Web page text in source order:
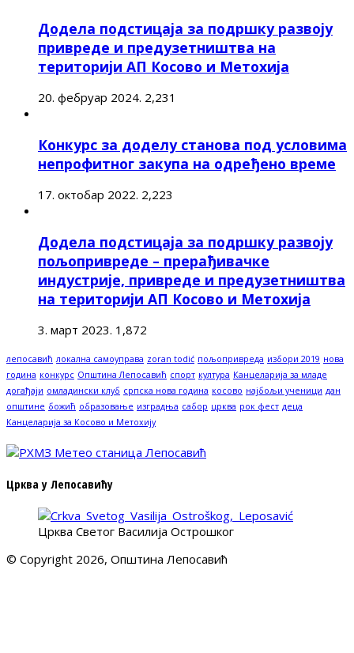
Додела подстицаја за подршку развоју
привреде и предузетништва на
територији АП Косово и Метохија
20. фебруар 2024. 2,231
Конкурс за доделу станова под условима
непрофитног закупа на одређено време
17. октобар 2022. 2,223
Додела подстицаја за подршку развоју
пољопривреде – прерађивачке
индустрије, привреде и предузетништва
на територији АП Косово и Метохија
3. март 2023. 1,872
лепосавић локална самоуправа zoran todić пољопривреда избори 2019 нова
година конкурс Општина Лепосавић спорт култура Канцеларија за младе
догађаји омладински клуб српска нова година косово најбољи ученици дан
општине божић образовање изградња сабор црква рок фест деца
Канцеларија за Косово и Метохију
Црква у Лепосавићу
Црква Светог Василија Острошког
© Copyright 2026, Општина Лепосавић